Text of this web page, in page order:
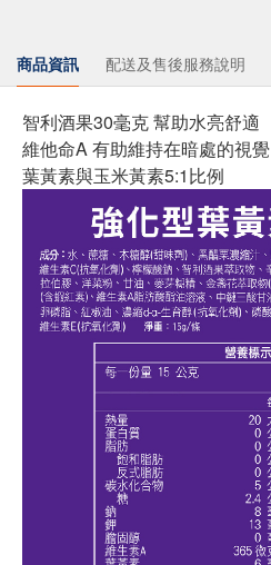
商品資訊 配送及售後服務說明
智利酒果30毫克 幫助水亮舒適
維他命A 有助維持在暗處的視覺
葉黃素與玉米黃素5:1比例